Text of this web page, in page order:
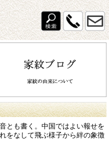
とも書く。中国ではよい報せを
をなして飛ぶ様子から絆の象徴